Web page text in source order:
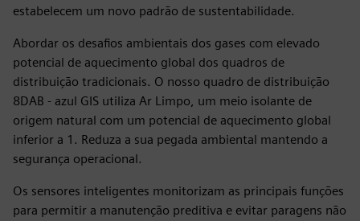
estabelecem um novo padrão de sustentabilidade.
Abordar os desafios ambientais dos gases com elevado
potencial de aquecimento global dos quadros de
distribuição tradicionais. O nosso quadro de distribuição
8DAB - azul GIS utiliza Ar Limpo, um meio isolante de
origem natural com um potencial de aquecimento global
inferior a 1. Reduza a sua pegada ambiental mantendo a
segurança operacional.
Os sensores inteligentes monitorizam as principais funções
para permitir a manutenção preditiva e evitar paragens não